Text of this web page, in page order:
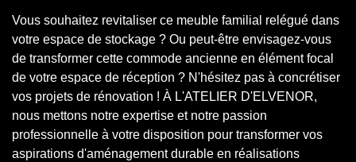
Vous souhaitez revitaliser ce meuble familial relégué dans
votre espace de stockage ? Ou peut-être envisagez-vous
de transformer cette commode ancienne en élément focal
de votre espace de réception ? N'hésitez pas à concrétiser
vos projets de rénovation ! À L'ATELIER D'ELVENOR,
nous mettons notre expertise et notre passion
professionnelle à votre disposition pour transformer vos
aspirations d'aménagement durable en réalisations